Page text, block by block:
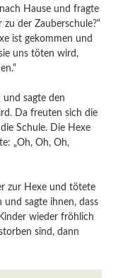
Hause und fragte
der Zauberschule?“
ist gekommen und
uns töten wird,
sagte den
Da freuten sich die
Schule. Die Hexe
„Oh, Oh, Oh,
zur Hexe und tötete
und sagte ihnen, dass
wieder fröhlich
sind, dann